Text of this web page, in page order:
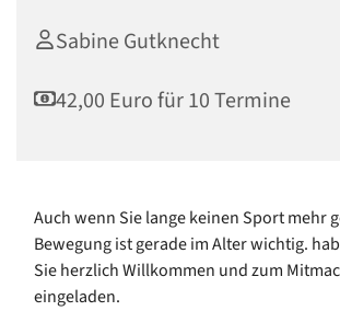
Sabine Gutknecht
42,00 Euro für 10 Termine
Auch wenn Sie lange keinen Sport mehr
Bewegung ist gerade im Alter wichtig.
Sie herzlich Willkommen und zum
eingeladen.